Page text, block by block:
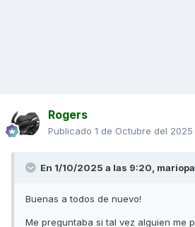
Rogers
Publicado 1 de Octubre del 2025
En 1/10/2025 a las 9:20,
Buenas a todos de nuevo!
Me preguntaba si tal vez alguien me